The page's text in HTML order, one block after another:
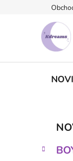
č
Preskočiť
e